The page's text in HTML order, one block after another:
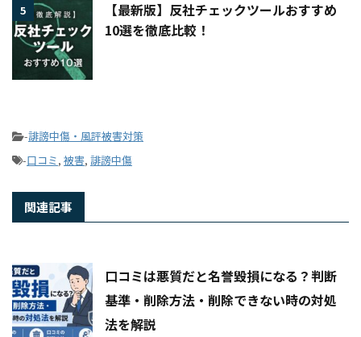
5
【最新版】反社チェックツールおすすめ
10選を徹底比較！
-誹謗中傷・風評被害対策
-口コミ, 被害, 誹謗中傷
関連記事
口コミは悪質だと名誉毀損になる？判断
基準・削除方法・削除できない時の対処
法を解説